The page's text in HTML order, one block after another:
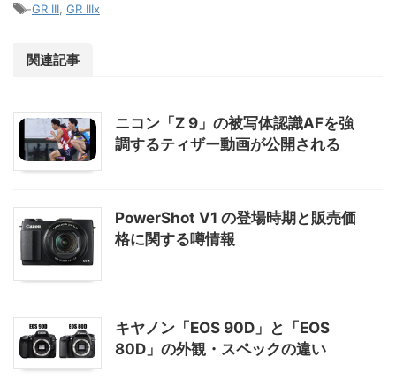
-GR III GR IIIx
関連記事
ニコン「Z 9」の被写体認識AFを強
調するティザー動画が公開される
PowerShot V1 の登場時期と販売価
格に関する噂情報
キヤノン「EOS 90D」と「EOS
80D」の外観・スペックの違い